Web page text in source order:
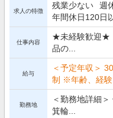
求人の特徴
残業少ない 週
年間休日120日
仕事内容
★未経験歓迎★
品の...
給与
＜予定年収＞
制 ※年齢、経験
勤務地
＜勤務地詳細
箕輪...